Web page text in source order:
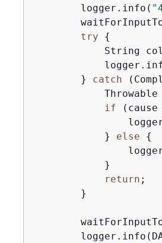
        logger.info(
try
{
String
        }
catch
if (cause
            }
else
{
            }
return ;
        }